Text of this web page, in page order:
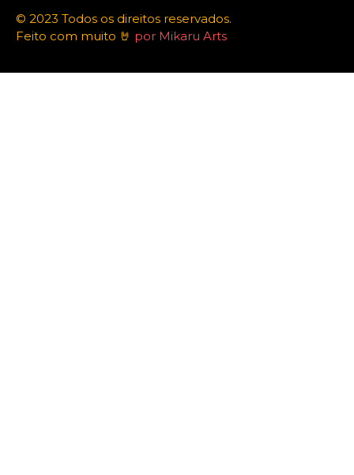
© 2023 Todos os direitos reservados.
Feito com muito 🤘 por Mikaru Arts